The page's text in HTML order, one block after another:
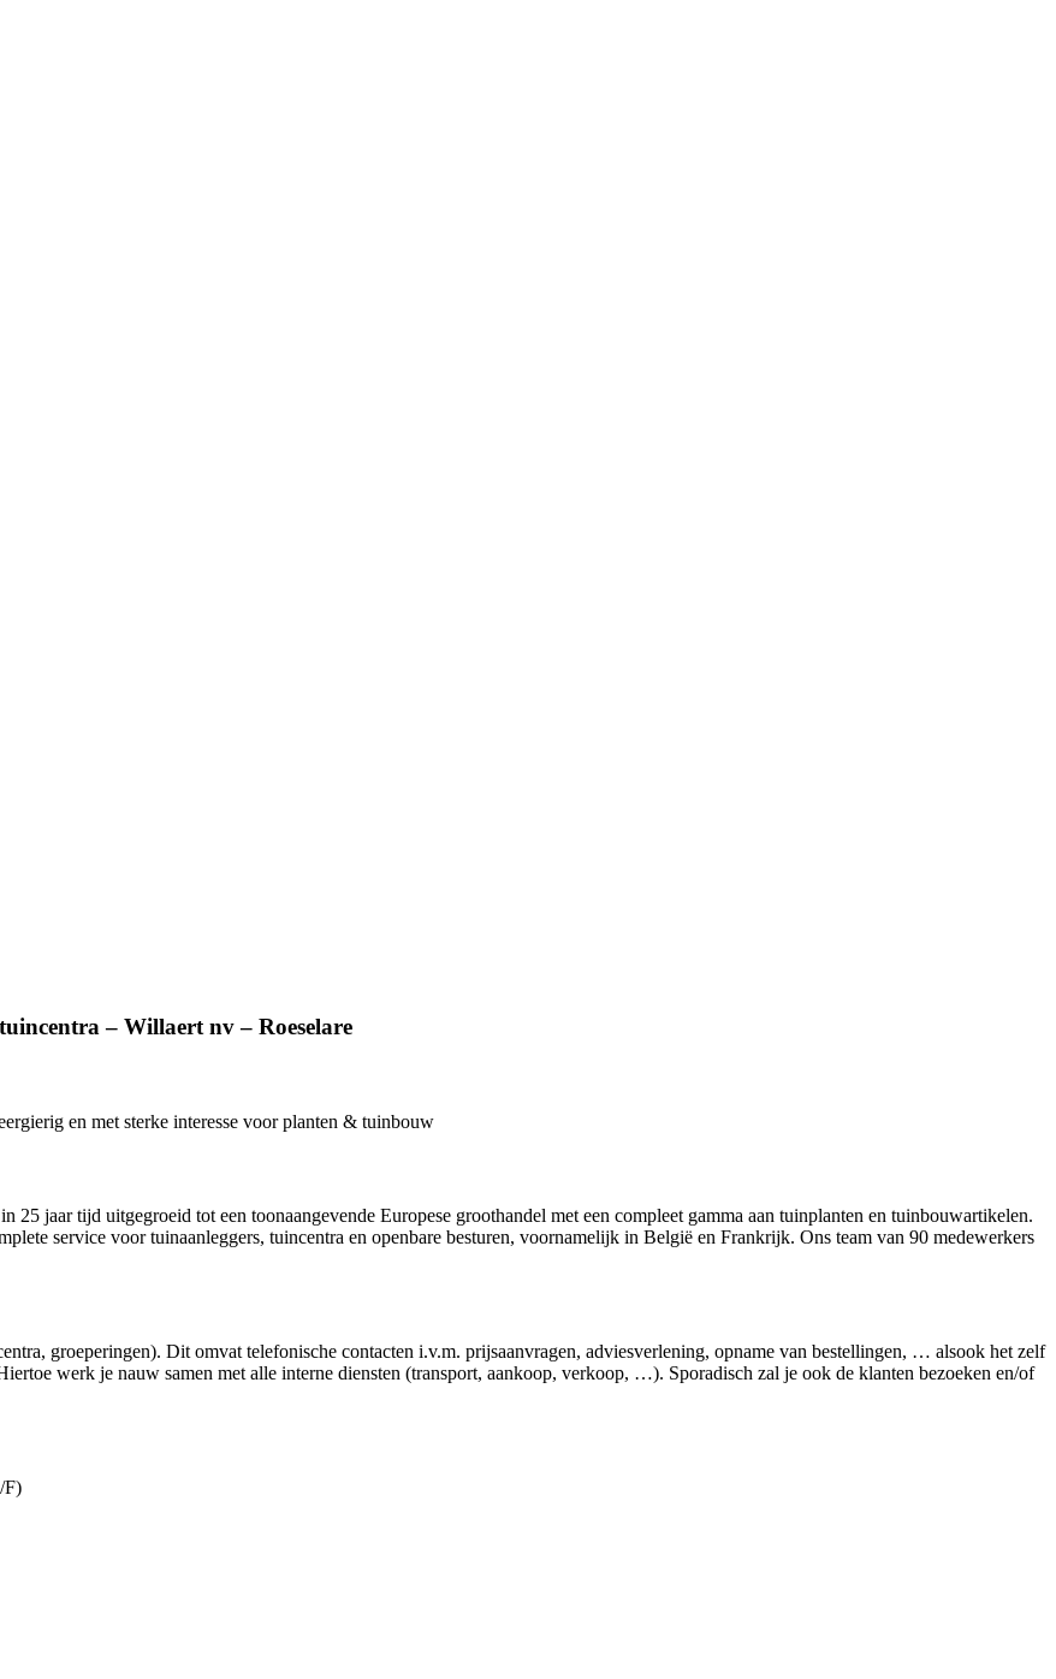
– Willaert nv – Roeselare
en met sterke interesse voor planten & tuinbouw
jaar tijd uitgegroeid tot een toonaangevende Europese groothandel met een compleet gamma aan tuinplanten en tuinbouwartikelen.
service voor tuinaanleggers, tuincentra en openbare besturen, voornamelijk in België en Frankrijk. Ons team van 90 medewerkers
groeperingen). Dit omvat telefonische contacten i.v.m. prijsaanvragen, adviesverlening, opname van bestellingen, … alsook het zelf
werk je nauw samen met alle interne diensten (transport, aankoop, verkoop, …). Sporadisch zal je ook de klanten bezoeken en/of
F)